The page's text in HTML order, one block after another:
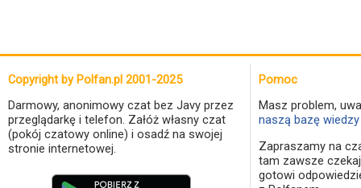
Copyright by Polfan.pl 2001-2025
Darmowy, anonimowy czat bez Javy przez
przeglądarkę i telefon. Załóż własny czat
(pokój czatowy online) i osadź na swojej
stronie internetowej.
Pomoc
Masz problem,
naszą bazę
Zapraszamy na
tam zawsze
gotowi